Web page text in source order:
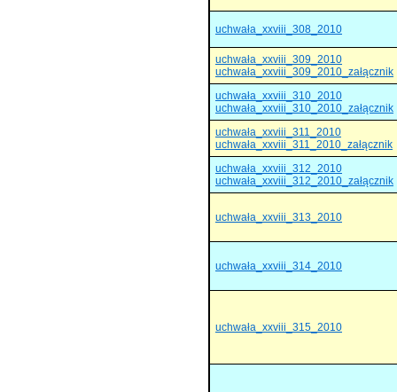
uchwała_xxviii_308_2010
uchwała_xxviii_309_2010
uchwała_xxviii_309_2010_załącznik
uchwała_xxviii_310_2010
uchwała_xxviii_310_2010_załącznik
uchwała_xxviii_311_2010
uchwała_xxviii_311_2010_załącznik
uchwała_xxviii_312_2010
uchwała_xxviii_312_2010_załącznik
uchwała_xxviii_313_2010
uchwała_xxviii_314_2010
uchwała_xxviii_315_2010